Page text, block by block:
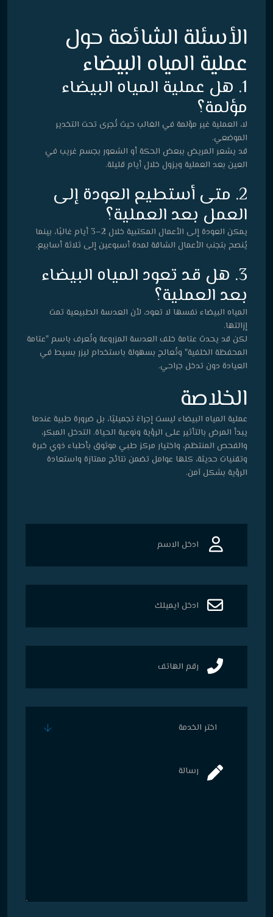
الأسئلة الشائعة حول
عملية المياه البيضاء
1. هل عملية المياه البيضاء
مؤلمة؟
لا، العملية غير مؤلمة في الغالب حيث تُجرى تحت التخدير
الموضعي.
قد يشعر المريض ببعض الحكة أو الشعور بجسم غريب في
العين بعد العملية ويزول خلال أيام قليلة.
2. متى أستطيع العودة إلى
العمل بعد العملية؟
يمكن العودة إلى الأعمال المكتبية خلال 2–3 أيام غالبًا، بينما
يُنصح بتجنب الأعمال الشاقة لمدة أسبوعين إلى ثلاثة أسابيع.
3. هل قد تعود المياه البيضاء
بعد العملية؟
المياه البيضاء نفسها لا تعود، لأن العدسة الطبيعية تمت
إزالتها.
لكن قد يحدث عتامة خلف العدسة المزروعة وتُعرف باسم "عتامة
المحفظة الخلفية" وتُعالج بسهولة باستخدام ليزر بسيط في
العيادة دون تدخل جراحي.
الخلاصة
عملية المياه البيضاء ليست إجراءً تجميليًا، بل ضرورة طبية عندما
يبدأ المرض بالتأثير على الرؤية ونوعية الحياة. التدخل المبكر،
والفحص المنتظم، واختيار مركز طبي موثوق بأطباء ذوي خبرة
وتقنيات حديثة، كلها عوامل تضمن نتائج ممتازة واستعادة
الرؤية بشكل آمن.
اختر الخدمة